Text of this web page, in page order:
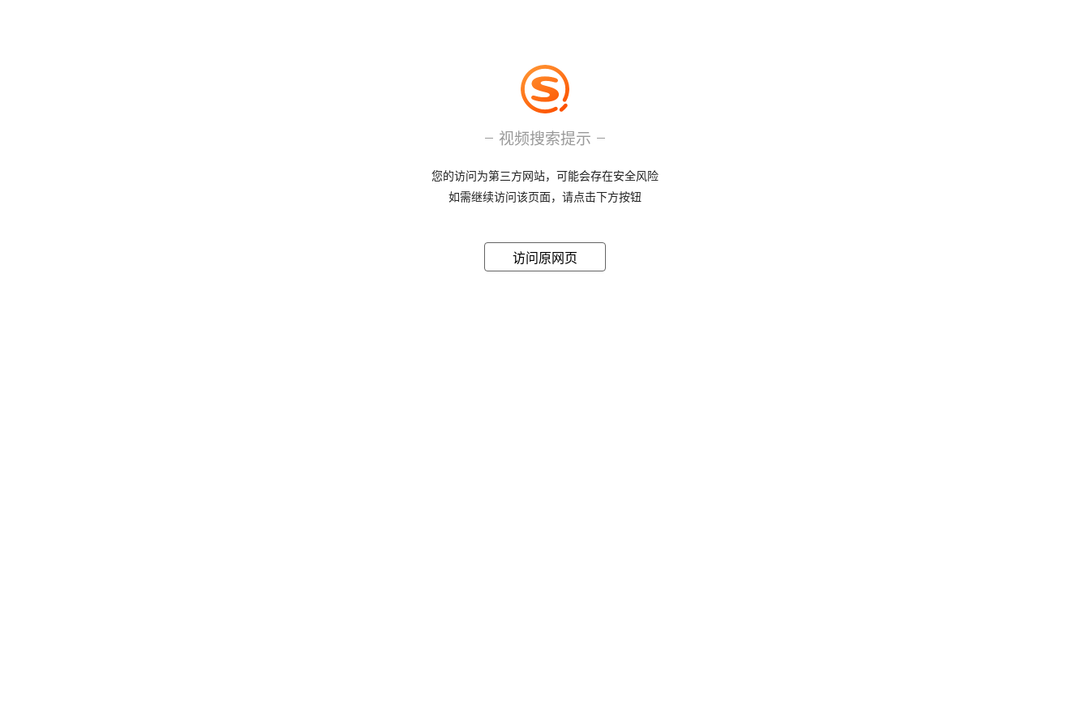
视频搜索提示
您的访问为第三方网站，可能会存在安全风险
如需继续访问该页面，请点击下方按钮
访问原网页